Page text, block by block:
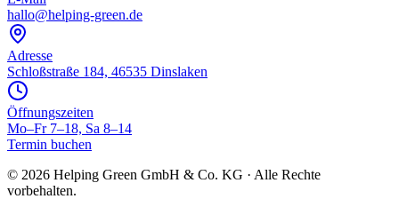
hallo@helping-green.de
Adresse
Schloßstraße 184, 46535 Dinslaken
Öffnungszeiten
Mo–Fr 7–18, Sa 8–14
Termin buchen
© 2026 Helping Green GmbH & Co. KG · Alle Rechte
vorbehalten.